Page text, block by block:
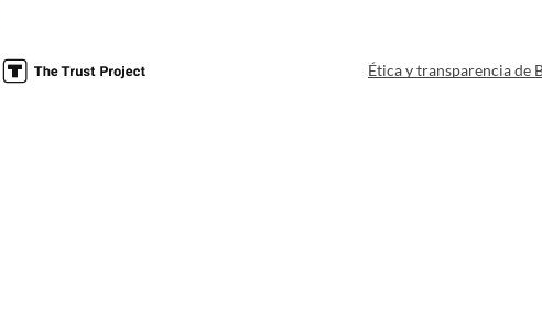
Ética y transparencia de